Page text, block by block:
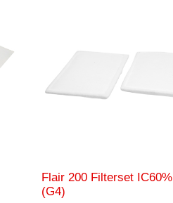
Flair 200 Filterset IC60%
(G4)